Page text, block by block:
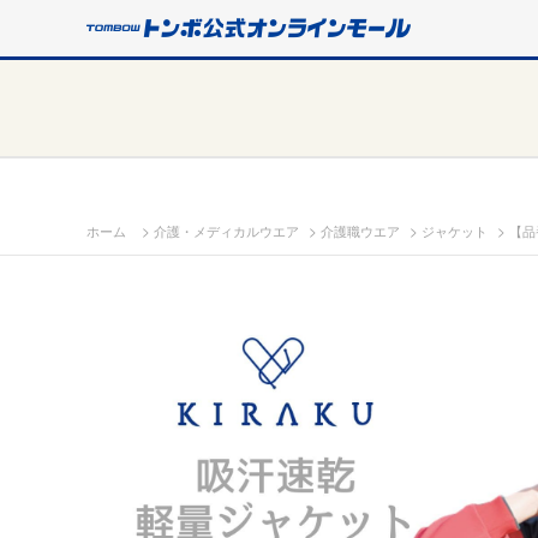
ホーム > 介護・メディカルウエア > 介護職ウエア > ジャケット > 【